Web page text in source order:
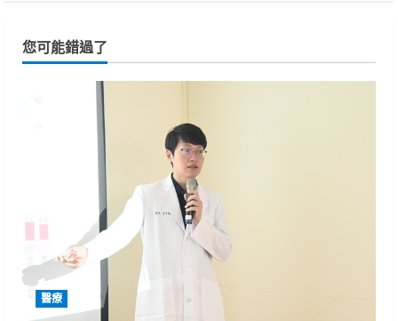
您可能錯過了
醫療